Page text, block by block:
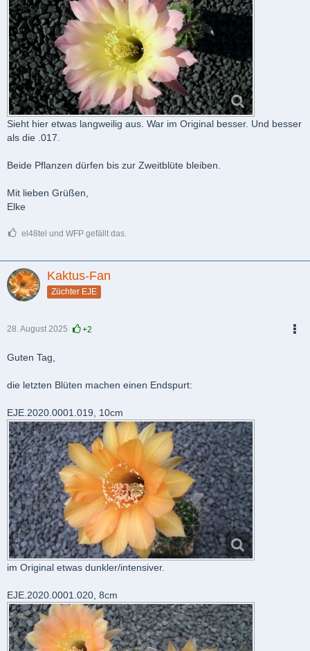
Sieht hier etwas langweilig aus. War im Original besser. Und besser
als die .017.
Beide Pflanzen dürfen bis zur Zweitblüte bleiben.
Mit lieben Grüßen,
Elke
el48tel und WFP gefällt das.
Kaktus-Fan
Züchter EJE
28. August 2025 +2
Guten Tag,
die letzten Blüten machen einen Endspurt:
EJE.2020.0001.019, 10cm
im Original etwas dunkler/intensiver.
EJE.2020.0001.020, 8cm